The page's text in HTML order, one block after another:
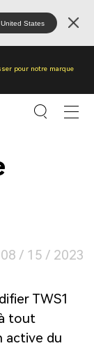
United States
pour notre marque
08 / 15 / 2023
TWS1
tout
active du